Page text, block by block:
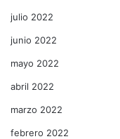
julio 2022
junio 2022
mayo 2022
abril 2022
marzo 2022
febrero 2022